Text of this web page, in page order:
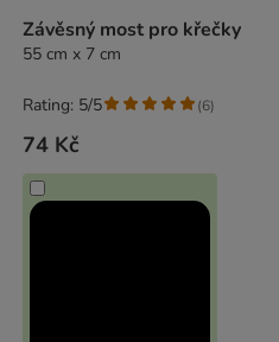
Závěsný most pro křečky
55 cm x 7 cm
74 Kč
Rating: 5/5 (6)